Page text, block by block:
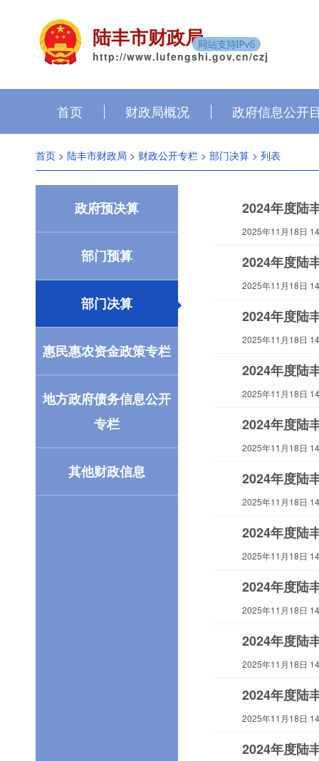
陆丰市财政局
http://www.lufengshi.gov.cn/czj
首页 财政局概况 政府信息公开
首页 > 陆丰市财政局 > 财政公开专栏 > 部门决算 > 列表
政府预决算
部门预算
部门决算
惠民惠农资金政策专栏
地方政府债务信息公开
专栏
其他财政信息
2024年度陆
2025年11月18日
2024年度陆
2025年11月18日
2024年度陆
2025年11月18日
2024年度陆
2025年11月18日
2024年度陆
2025年11月18日
2024年度陆
2025年11月18日
2024年度陆
2025年11月18日
2024年度陆
2025年11月18日
2024年度陆
2025年11月18日
2024年度陆
2025年11月18日
2024年度陆